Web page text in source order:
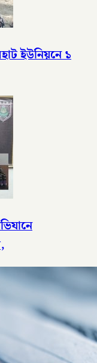
ইউনিয়নে ১